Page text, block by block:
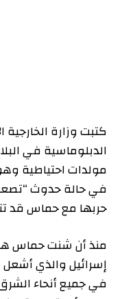
كتبت وزارة الخارجية
الدبلوماسية في
مولدات احتياطية
في حالة حدوث
حربها مع حماس قد
إسرائيل والذي أشعل
في جميع أنحاء